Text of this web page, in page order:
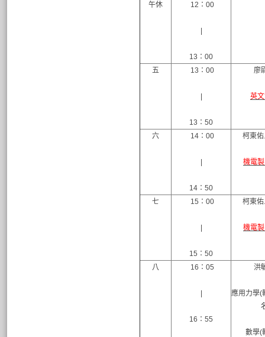
午休 12：00
13：00
五
13：00
13：50
廖
英
六 14：00
14：50
柯東
機電
七 15：00
15：50
柯東
機電
八 16：05
16：55
洪
應用力學(
數學(